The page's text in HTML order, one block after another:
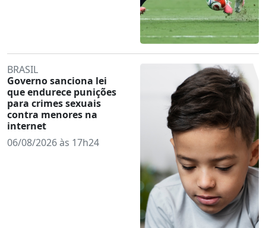
BRASIL
Governo sanciona lei
que endurece punições
para crimes sexuais
contra menores na
internet
06/08/2026 às 17h24